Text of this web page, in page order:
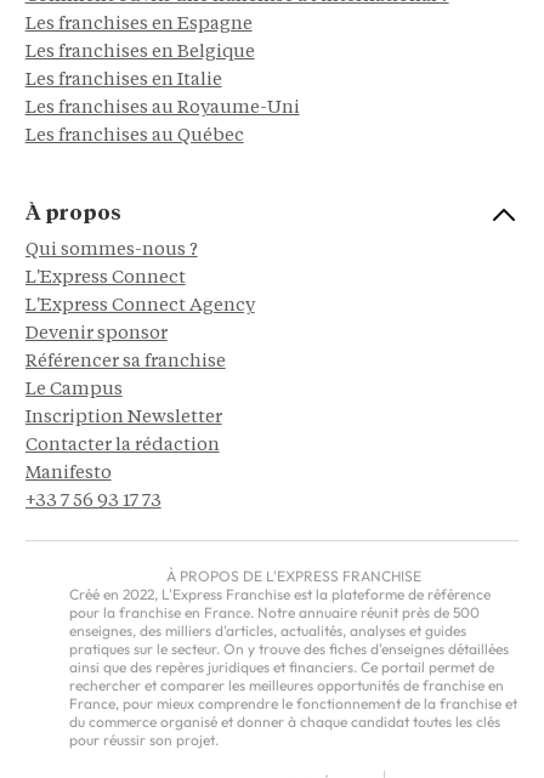
Les franchises en Espagne
Les franchises en Belgique
Les franchises en Italie
Les franchises au Royaume-Uni
Les franchises au Québec
À propos
Qui sommes-nous ?
L'Express Connect
L'Express Connect Agency
Devenir sponsor
Référencer sa franchise
Le Campus
Inscription Newsletter
Contacter la rédaction
Manifesto
+33 7 56 93 17 73
À PROPOS DE L'EXPRESS FRANCHISE
Créé en 2022, L'Express Franchise est la plateforme de référence
pour la franchise en France. Notre annuaire réunit près de 500
enseignes, des milliers d'articles, actualités, analyses et guides
pratiques sur le secteur. On y trouve des fiches d'enseignes détaillées
ainsi que des repères juridiques et financiers. Ce portail permet de
rechercher et comparer les meilleures opportunités de franchise en
France, pour mieux comprendre le fonctionnement de la franchise et
du commerce organisé et donner à chaque candidat toutes les clés
pour réussir son projet.